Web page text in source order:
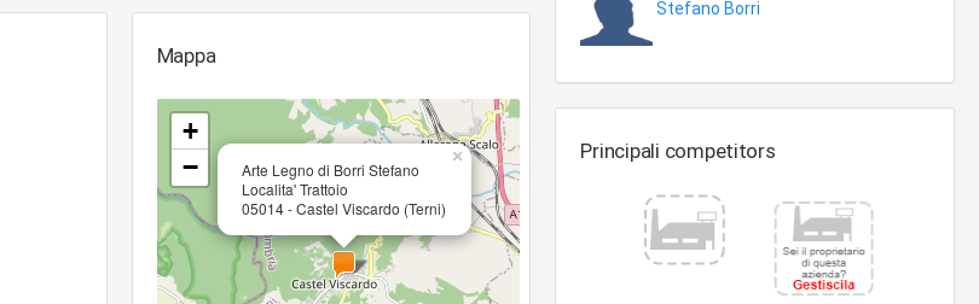
Mappa
Arte Legno di Borri Stefano
Localita' Trattoio
05014 - Castel Viscardo (Terni)
×
+
−
Stefano Borri
Principali competitors